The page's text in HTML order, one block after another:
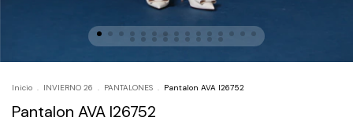
Inicio . INVIERNO 26 . PANTALONES . Pantalon AVA I26752
Pantalon AVA I26752